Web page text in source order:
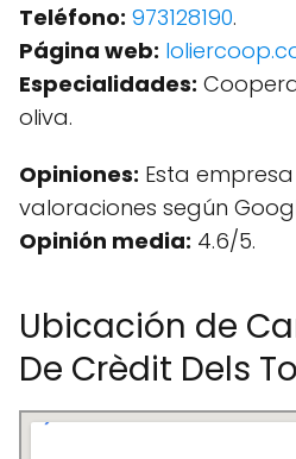
Teléfono: 973128190.
Página web:
Especialidades:
oliva.
Opiniones: Esta
valoraciones según
Opinión media: 4.6/5.
Ubicación de
De Crèdit Dels